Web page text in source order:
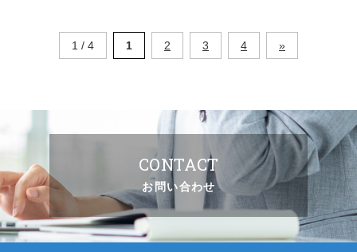
1 / 4 1 2 3 4 »
CONTACT
お問い合わせ